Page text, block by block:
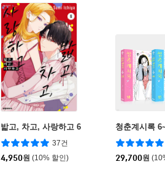
밟고, 차고, 사랑하고 6
37건
4,950원 (10% 할인)
청춘계시록
29,700원